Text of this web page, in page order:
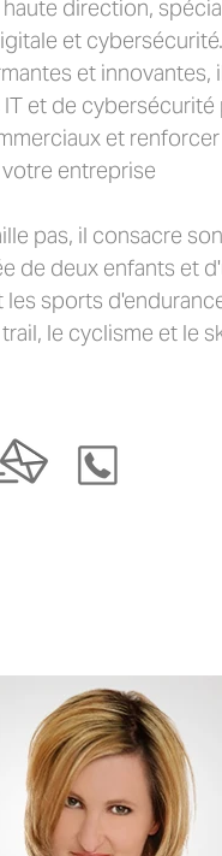
direction,
et
et innovantes,
et de cybersécurité
et renforcer
entreprise
pas, il consacre
de deux enfants et
sports
le cyclisme et le